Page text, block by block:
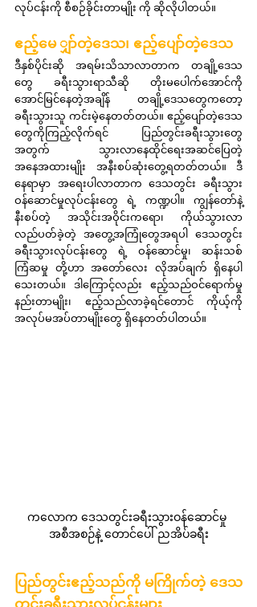
လုပ်ငန်းကို စီစဉ်ခိုင်းတာမျိုး ကို ဆိုလိုပါတယ်။
ဧည့်မေ ျှာ်တဲ့ဒေသ၊ ဧည့်ပျော်တဲ့ဒေသ
ဒီနှစ်ပိုင်းဆို အရမ်းသိသာလာတာက တချို့ဒေသ
တွေ ခရီးသွားရာသီဆို တိုးမပေါက်အောင်ကို
အောင်မြင်နေတဲ့အချိန် တချို့ဒေသတွေကတော့
ခရီးသွားသူ ကင်းမဲ့နေတတ်တယ်။ ဧည့်ပျော်တဲ့ဒေသ
တွေကိုကြည့်လိုက်ရင် ပြည်တွင်းခရီးသွားတွေ
အတွက် သွားလာနေထိုင်ရေးအဆင်ပြေတဲ့
အနေအထားမျိုး အနီးစပ်ဆုံးတွေ့ရတတ်တယ်။ ဒီ
နေရာမှာ အရေးပါလာတာက ဒေသတွင်း ခရီးသွား
ဝန်ဆောင်မှုလုပ်ငန်းတွေ ရဲ့ ကဏ္ဍပါ။ ကျွန်တော်နဲ့
နီးစပ်တဲ့ အသိုင်းအဝိုင်းကရော၊ ကိုယ်သွားလာ
လည်ပတ်ခဲ့တဲ့ အတွေ့အကြုံတွေအရပါ ဒေသတွင်း
ခရီးသွားလုပ်ငန်းတွေ ရဲ့ ဝန်ဆောင်မှု၊ ဆန်းသစ်
ကြံဆမှု တို့ဟာ အတော်လေး လိုအပ်ချက် ရှိနေပါ
သေးတယ်။ ဒါကြောင့်လည်း ဧည့်သည်ဝင်ရောက်မှု
နည်းတာမျိုး၊ ဧည့်သည်လာခဲ့ရင်တောင် ကိုယ့်ကို
အလုပ်မအပ်တာမျိုးတွေ ရှိနေတတ်ပါတယ်။
ကလောက ဒေသတွင်းခရီးသွားဝန်ဆောင်မှု
အစီအစဉ်နဲ့ တောင်ပေါ် ညအိပ်ခရီး
ပြည်တွင်းဧည့်သည်ကို မကြိုက်တဲ့ ဒေသ